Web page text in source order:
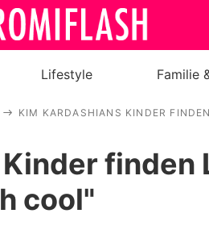
Royals
Stars
Filme & Serien
Lifestyle Familie
KIM KARDASHIANS KINDER
finden
cool"